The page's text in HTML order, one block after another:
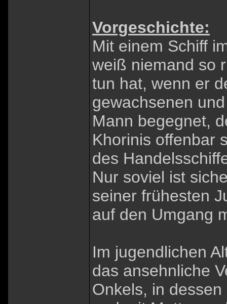
Vorgeschichte:
Mit einem Schiff
weiß niemand so
tun hat, wenn er
gewachsenen
Mann begegnet,
Khorinis offenbar
des
Nur soviel ist
seiner frühesten
auf den Umgang
Im jugendlichen
das ansehnliche
Onkels, in